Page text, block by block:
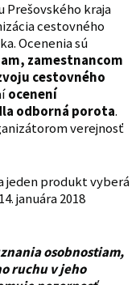
Prešovského kraja
cestovného
Ocenenia sú
zamestnancom
cestovného
ocenení
odborná porota.
verejnosť
jeden produkt vyberá
januára 2018
osobnostiam,
ruchu v jeho